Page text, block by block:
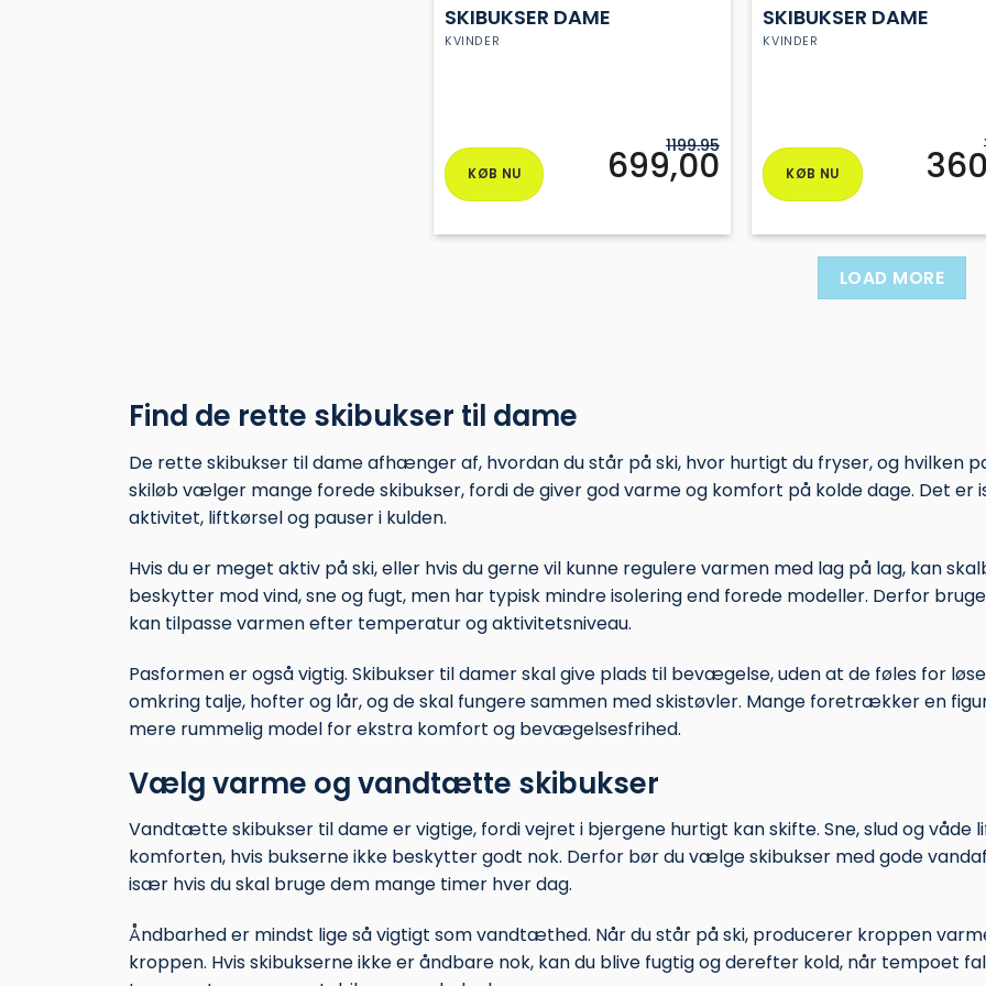
KVINDER
SKIBUKSER DAME
KØB NU
Dette
har
varesiden
1199.95
699,00
KVINDER
SKIBUKSER DAME
KØB NU
Dette
har
LOAD MORE
Find de rette skibukser til dame
De rette skibukser til dame afhænger af, hvordan du står på ski, hvor hurtigt du fryser, og hvilken
skiløb vælger mange forede skibukser, fordi de giver god varme og komfort på kolde dage. Det
aktivitet, liftkørsel og pauser i kulden.
Hvis du er meget aktiv på ski, eller hvis du gerne vil kunne regulere varmen med lag på lag, kan
beskytter mod vind, sne og fugt, men har typisk mindre isolering end forede modeller. Derfor
kan tilpasse varmen efter temperatur og aktivitetsniveau.
Pasformen er også vigtig. Skibukser til damer skal give plads til bevægelse, uden at de føles for
omkring talje, hofter og lår, og de skal fungere sammen med skistøvler. Mange foretrækker en
mere rummelig model for ekstra komfort og bevægelsesfrihed.
Vælg varme og vandtætte skibukser
Vandtætte skibukser til dame er vigtige, fordi vejret i bjergene hurtigt kan skifte. Sne, slud og
komforten, hvis bukserne ikke beskytter godt nok. Derfor bør du vælge skibukser med gode
især hvis du skal bruge dem mange timer hver dag.
Åndbarhed er mindst lige så vigtigt som vandtæthed. Når du står på ski, producerer kroppen
kroppen. Hvis skibukserne ikke er åndbare nok, kan du blive fugtig og derefter kold, når tempoet